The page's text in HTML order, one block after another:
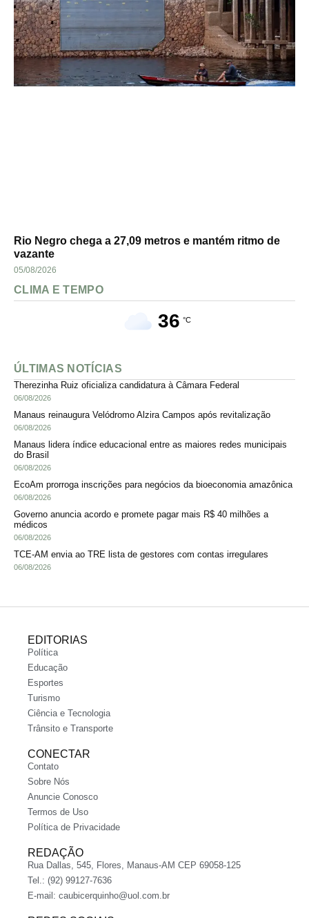
Rio Negro chega a 27,09 metros e mantém ritmo de
vazante
05/08/2026
CLIMA E TEMPO
36 °C
ÚLTIMAS NOTÍCIAS
Therezinha Ruiz oficializa candidatura à Câmara Federal
06/08/2026
Manaus reinaugura Velódromo Alzira Campos após revitalização
06/08/2026
Manaus lidera índice educacional entre as maiores redes municipais
do Brasil
06/08/2026
EcoAm prorroga inscrições para negócios da bioeconomia amazônica
06/08/2026
Governo anuncia acordo e promete pagar mais R$ 40 milhões a
médicos
06/08/2026
TCE-AM envia ao TRE lista de gestores com contas irregulares
06/08/2026
EDITORIAS
Política
Educação
Esportes
Turismo
Ciência e Tecnologia
Trânsito e Transporte
CONECTAR
Contato
Sobre Nós
Anuncie Conosco
Termos de Uso
Política de Privacidade
REDAÇÃO
Rua Dallas, 545, Flores, Manaus-AM CEP 69058-125
Tel.: (92) 99127-7636
E-mail: caubicerquinho@uol.com.br